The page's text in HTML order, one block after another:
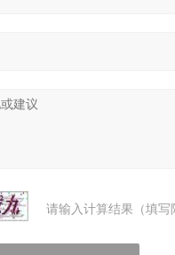
请输入计算结果（填